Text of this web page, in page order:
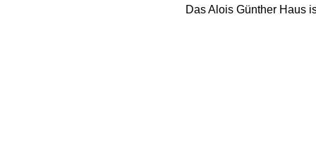
Das Alois Günther Haus